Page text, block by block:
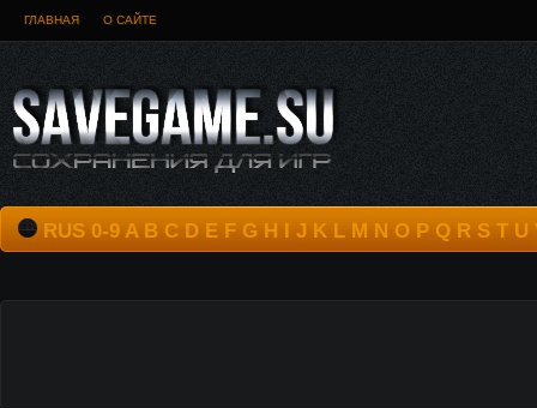
ГЛАВНАЯ О САЙТЕ
RUS 0-9 A B C D E F G H I J K L M N O P Q R S T U